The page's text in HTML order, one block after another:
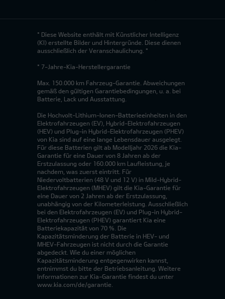
* Diese Website enthält mit Künstlicher Intelligenz
(KI) erstellte Bilder und Hintergründe. Diese dienen
ausschließlich der Veranschaulichung. *
* 7-Jahre-Kia-Herstellergarantie
Max. 150.000 km Fahrzeug-Garantie. Abweichungen
gemäß den gültigen Garantiebedingungen, u. a. bei
Batterie, Lack und Ausstattung.
Die Hochvolt-Lithium-Ionen-Batterieeinheiten in den
Elektrofahrzeugen (EV), Hybrid-Elektrofahrzeugen
(HEV) und Plug-in Hybrid-Elektrofahrzeugen (PHEV)
von Kia sind auf eine lange Lebensdauer ausgelegt.
Für diese Batterien gilt ab Modelljahr 2026 die Kia-
Garantie für eine Dauer von 8 Jahren ab der
Erstzulassung oder 160.000 km Laufleistung, je
nachdem, was zuerst eintritt. Für
Niedervoltbatterien (48 V und 12 V) in Mild-Hybrid-
Elektrofahrzeugen (MHEV) gilt die Kia-Garantie für
eine Dauer von 2 Jahren ab der Erstzulassung,
unabhängig von der Kilometerleistung. Ausschließlich
bei den Elektrofahrzeugen (EV) und Plug-in Hybrid-
Elektrofahrzeugen (PHEV) garantiert Kia eine
Batteriekapazität von 70 %. Die
Kapazitätsminderung der Batterie in HEV- und
MHEV-Fahrzeugen ist nicht durch die Garantie
abgedeckt. Wie du einer möglichen
Kapazitätsminderung entgegenwirken kannst,
entnimmst du bitte der Betriebsanleitung. Weitere
Informationen zur Kia-Garantie findest du unter
www.kia.com/de/garantie.